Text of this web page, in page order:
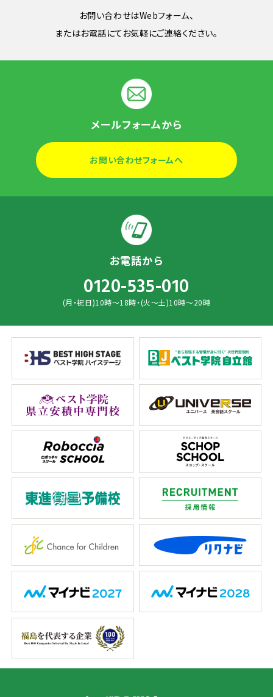
お問い合わせはWebフォーム、
またはお電話にてお気軽にご連絡ください。
メールフォームから
お問い合わせフォームへ
お電話から
0120-535-010
(月・祝日)10時～18時・(火～土)10時～20時